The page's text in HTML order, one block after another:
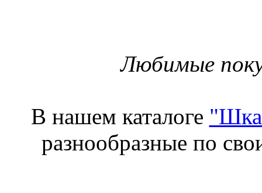
Любимые
В нашем каталоге
разнообразные по